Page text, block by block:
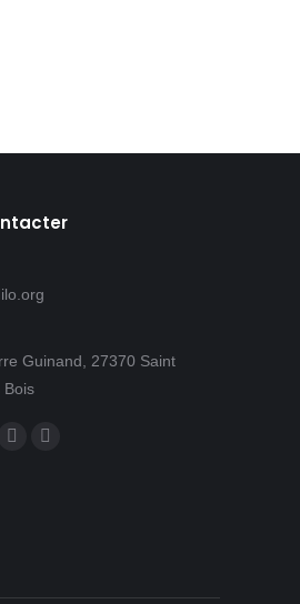
Guinand, 27370 Saint
Bois
sur :